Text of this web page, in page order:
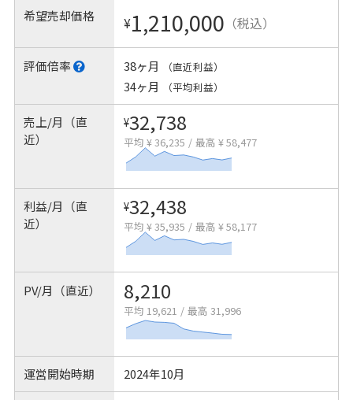
希望売却価格 ¥1,210,000 （税込）
評価倍率 38ヶ月 （直近利益）
34ヶ月 （平均利益）
売上/月（直
近）
¥32,738
平均 ¥ 36,235 / 最高 ¥ 58,477
利益/月（直
近）
¥32,438
平均 ¥ 35,935 / 最高 ¥ 58,177
PV/月（直近） 8,210
平均 19,621 / 最高 31,996
運営開始時期 2024年10月